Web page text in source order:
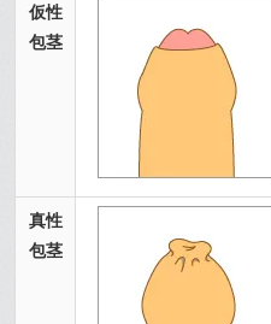
仮性
包茎
真性
包茎